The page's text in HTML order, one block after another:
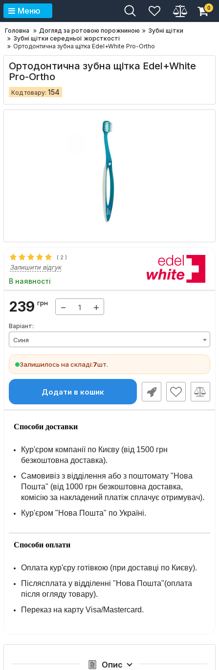
Меню 0
Головна Догляд за ротовою порожниною
Зубні щітки
Зубні щітки середньої жорсткості
Ортодонтична зубна щітка Edel+White Pro-Ortho
Ортодонтична зубна щітка Edel+White
Pro-Ortho
Код товару: 154
( 2 )
Залишити відгук
В наявності
239 грн − +
Варіант:
Синя
Залишилось на складі:7шт.
Додати в кошик
Способи доставки
Кур'єром компанії по Києву (від 1500 грн
безкоштовна доставка).
Самовивіз з відділення або з поштомату "Нова
Пошта" (від 1000 грн безкоштовна доставка,
комісію за накладений платіж сплачує отримувач).
Кур'єром "Нова Пошта" по Україні.
Способи оплати
Оплата кур'єру готівкою (при доставці по Києву).
Післясплата у відділенні "Нова Пошта"(оплата
після огляду товару).
Переказ на карту Visa/Mastercard.
Опис